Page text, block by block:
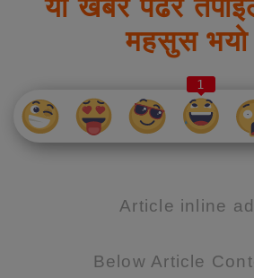
यो खबर पढेर
महसुस
1
Article inline
Below Article